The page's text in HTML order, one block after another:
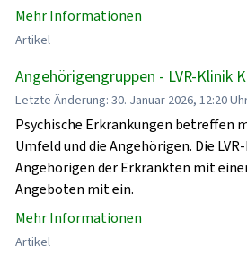
Mehr Informationen
Artikel
Angehörigengruppen - LVR-Klinik
Letzte Änderung: 30. Januar 2026, 12:20
Psychische Erkrankungen betreffen
Umfeld und die Angehörigen. Die
Angehörigen der Erkrankten mit
Angeboten mit ein.
Mehr Informationen
Artikel